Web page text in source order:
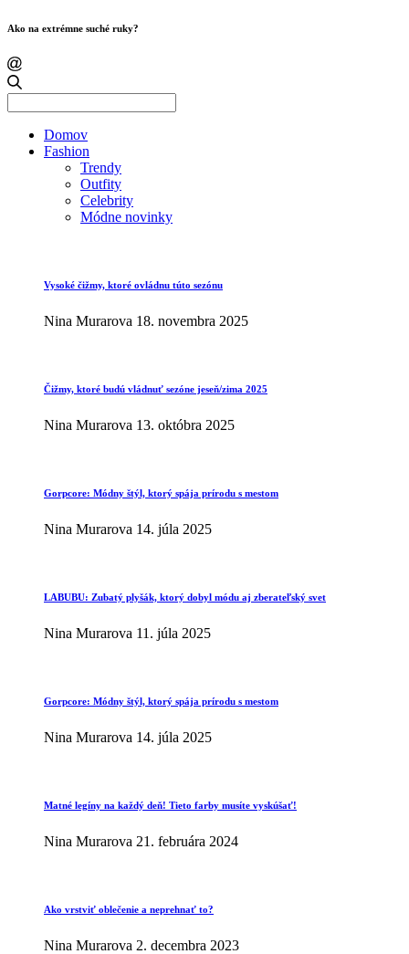
Ako na extrémne suché ruky?
for:
Domov
Fashion
Trendy
Outfity
Celebrity
Módne novinky
Vysoké čižmy, ktoré ovládnu túto sezónu
Nina Murarova 18. novembra 2025
Čižmy, ktoré budú vládnuť sezóne jeseň/zima 2025
Nina Murarova 13. októbra 2025
Gorpcore: Módny štýl, ktorý spája prírodu s mestom
Nina Murarova 14. júla 2025
LABUBU: Zubatý plyšák, ktorý dobyl módu aj zberateľský svet
Nina Murarova 11. júla 2025
Gorpcore: Módny štýl, ktorý spája prírodu s mestom
Nina Murarova 14. júla 2025
Matné legíny na každý deň! Tieto farby musíte vyskúšať!
Nina Murarova 21. februára 2024
Ako vrstviť oblečenie a neprehnať to?
Nina Murarova 2. decembra 2023